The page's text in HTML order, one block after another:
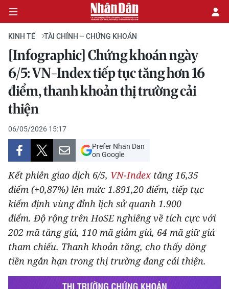
CHÍNH TRỊ
KINH TẾ
VĂN HÓA
XÃ HỘI
PHÁP LUẬT
DU LỊCH
THẾ GIỚI
THỂ THAO
GIÁO DỤC
KINH TẾ TÀI CHÍNH – CHỨNG KHOÁN
[Infographic] Chứng khoán ngày
6/5: VN-Index tiếp tục tăng hơn 16
điểm, thanh khoản thị trường cải
thiện
06/05/2026 15:17
Prefer Nhan Dan
on Google
Kết phiên giao dịch 6/5, VN-Index tăng 16,35
điểm (+0,87%) lên mức 1.891,20 điểm, tiếp tục
kiểm định vùng đỉnh lịch sử quanh 1.900
điểm. Độ rộng trên HoSE nghiêng về tích cực với
202 mã tăng giá, 110 mã giảm giá, 64 mã giữ giá
tham chiếu. Thanh khoản tăng, cho thấy dòng
tiền ngắn hạn trong thị trường đang cải thiện.